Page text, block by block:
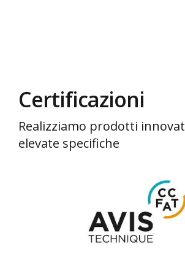
Certificazioni
Realizziamo prodotti
elevate specifiche